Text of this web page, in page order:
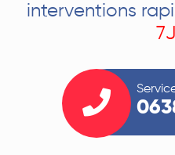
interventions